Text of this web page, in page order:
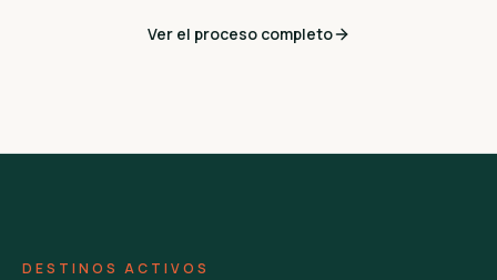
Ver el proceso completo
DESTINOS ACTIVOS